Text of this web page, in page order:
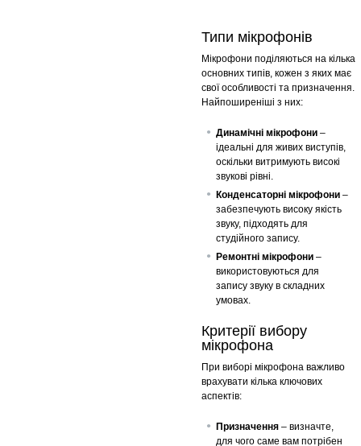
Типи мікрофонів
Мікрофони поділяються на кілька
основних типів, кожен з яких має
свої особливості та призначення.
Найпоширеніші з них:
Динамічні мікрофони –
ідеальні для живих виступів,
оскільки витримують високі
звукові рівні.
Конденсаторні мікрофони –
забезпечують високу якість
звуку, підходять для
студійного запису.
Ремонтні мікрофони –
використовуються для
запису звуку в складних
умовах.
Критерії вибору
мікрофона
При виборі мікрофона важливо
врахувати кілька ключових
аспектів:
Призначення – визначте,
для чого саме вам потрібен